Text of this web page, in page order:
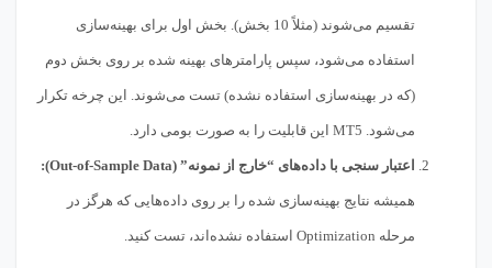
تقسیم می‌شوند (مثلاً 10 بخش). بخش اول برای بهینه‌سازی
استفاده می‌شود، سپس پارامترهای بهینه شده بر روی بخش دوم
(که در بهینه‌سازی استفاده نشده) تست می‌شوند. این چرخه تکرار
می‌شود. MT5 این قابلیت را به صورت بومی دارد.
اعتبار سنجی با داده‌های “خارج از نمونه” (Out-of-Sample Data):
همیشه نتایج بهینه‌سازی شده را بر روی داده‌هایی که هرگز در
مرحله Optimization استفاده نشده‌اند، تست کنید.